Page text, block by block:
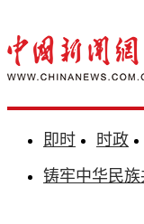
即时 时政
铸牢中华民